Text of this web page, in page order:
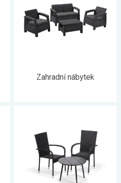
Zahradní nábytek